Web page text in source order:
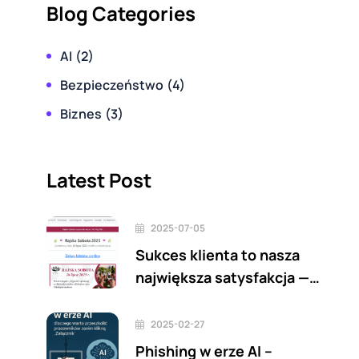
Blog Categories
AI (2)
Bezpieczeństwo (4)
Biznes (3)
Latest Post
2025-07-05
Sukces klienta to nasza
największa satysfakcja —
rajskasobota.pl już online!
2025-02-27
Phishing w erze AI –